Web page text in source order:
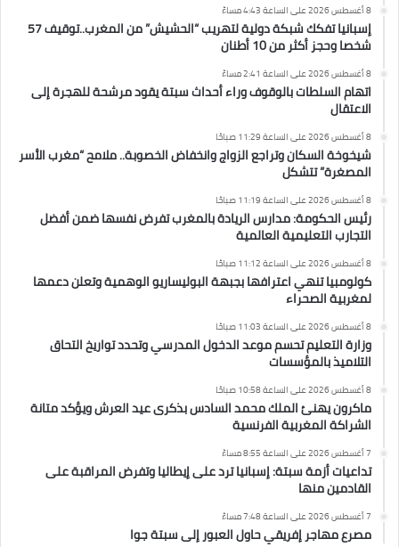
8 أغسطس 2026 على الساعة 4:43 مساءً
إسبانيا تفكك شبكة دولية لتهريب “الحشيش” من المغرب..توقيف 57
شخصا وحجز أكثر من 10 أطنان
8 أغسطس 2026 على الساعة 2:41 مساءً
اتهام السلطات بالوقوف وراء أحداث سبتة يقود مرشحة للهجرة إلى
الاعتقال
8 أغسطس 2026 على الساعة 11:29 صباحًا
شيخوخة السكان وتراجع الزواج وانخفاض الخصوبة.. ملامح “مغرب الأسر
المصغرة” تتشكل
8 أغسطس 2026 على الساعة 11:19 صباحًا
رئيس الحكومة: مدارس الريادة بالمغرب تفرض نفسها ضمن أفضل
التجارب التعليمية العالمية
8 أغسطس 2026 على الساعة 11:12 صباحًا
كولومبيا تنهي اعترافها بجبهة البوليساريو الوهمية وتعلن دعمها
لمغربية الصحراء
8 أغسطس 2026 على الساعة 11:03 صباحًا
وزارة التعليم تحسم موعد الدخول المدرسي وتحدد تواريخ التحاق
التلاميذ بالمؤسسات
8 أغسطس 2026 على الساعة 10:58 صباحًا
ماكرون يهنئ الملك محمد السادس بذكرى عيد العرش ويؤكد متانة
الشراكة المغربية الفرنسية
7 أغسطس 2026 على الساعة 8:55 مساءً
تداعيات أزمة سبتة: إسبانيا ترد على إيطاليا وتفرض المراقبة على
القادمين منها
7 أغسطس 2026 على الساعة 7:48 مساءً
مصرع مهاجر إفريقي حاول العبور إلى سبتة جوا